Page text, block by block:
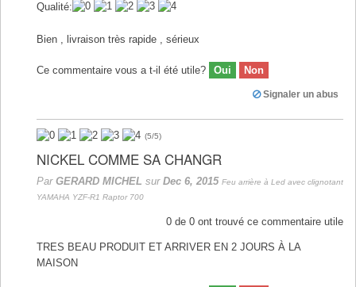
Qualité:
Bien , livraison très rapide , sérieux
Ce commentaire vous a t-il été utile? Oui Non
Signaler un abus
(5/5)
NICKEL COMME SA CHANGR
Par GERARD MICHEL sur Dec 6, 2015 Feu arrière à Led avec clignotant
YAMAHA YZF-R1 Raptor 700
0 de 0 ont trouvé ce commentaire utile
TRES BEAU PRODUIT ET ARRIVER EN 2 JOURS À LA
MAISON